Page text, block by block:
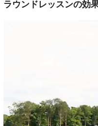
ラウンドレッスンの効